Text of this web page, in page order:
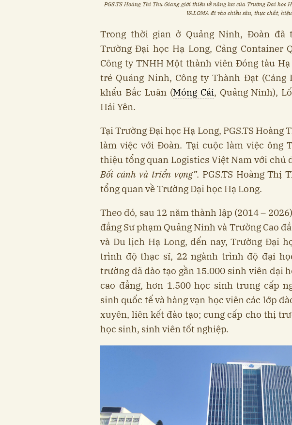
PGS.TS Hoàng Thị Thu Giang giới thiệu về năng lực của Trường Đại học
VALOMA đi vào chiều sâu, thực chất,
Trong thời gian ở Quảng Ninh, Đoàn
Trường Đại học Hạ Long, Cảng Container
Công ty TNHH Một thành viên Đóng tàu
trẻ Quảng Ninh, Công ty Thành Đạt (Cảng
khẩu Bắc Luân (Móng Cái, Quảng Ninh),
Hải Yên.
Tại Trường Đại học Hạ Long, PGS.TS Hoàng
làm việc với Đoàn. Tại cuộc làm việc ông
thiệu tổng quan Logistics Việt Nam với chủ
Bối cảnh và triển vọng”. PGS.TS Hoàng Thị
tổng quan về Trường Đại học Hạ Long.
Theo đó, sau 12 năm thành lập (2014 –
đẳng Sư phạm Quảng Ninh và Trường Cao
và Du lịch Hạ Long, đến nay, Trường Đại
trình độ thạc sĩ, 22 ngành trình độ đại
trường đã đào tạo gần 15.000 sinh viên đại
cao đẳng, hơn 1.500 học sinh trung cấp
sinh quốc tế và hàng vạn học viên các lớp
xuyên, liên kết đào tạo; cung cấp cho thị
học sinh, sinh viên tốt nghiệp.